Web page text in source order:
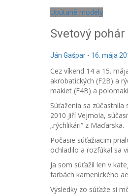
Upútané modely
Svetový
Ján Gašpar - 16. mája
Cez víkend 14 a 15.
akrobatických (F2B) a
makiet (F4B) a
Súťaženia sa
2010 Jiří Vejmola,
„rýchlikári“ z Maďarska.
Počasie súťažiacim
ochladilo a rozfúkal sa
Ja som súťažil len v
farbách kamenického
Výsledky zo súťaže si